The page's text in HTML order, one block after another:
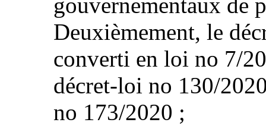
gouvernementaux de
Deuxièmement, le
converti en loi no 7/
décret-loi no 130/
no 173/2020 ;